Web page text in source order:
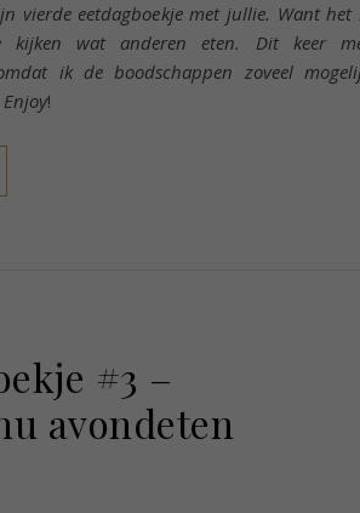
vierde eetdagboekje met jullie. Want het
wat anderen eten. Dit keer
ik de boodschappen zoveel
Enjoy!
#3 –
avondeten